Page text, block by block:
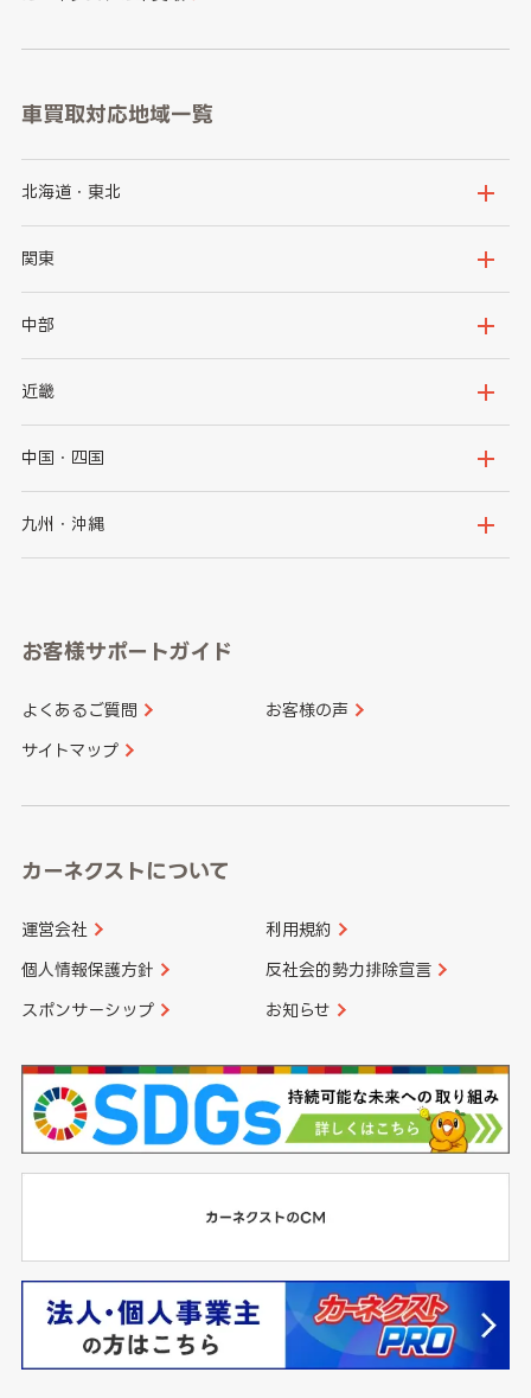
車買取対応地域一覧
北海道・東北
北海道
岩手県
秋田県
関東
茨城県
群馬県
千葉県
神奈川県
中部
新潟県
石川県
山梨県
愛知県
近畿
大阪府
京都府
和歌山県
中国・四国
鳥取県
山口県
香川県 愛媛県
九州・沖縄
長崎県
大分県 宮崎県
お客様サポートガイド
よくあるご質問 お客様の声
サイトマップ
カーネクストについて
運営会社 利用規約
個人情報保護方針 反社会的勢力排除宣言
スポンサーシップ お知らせ